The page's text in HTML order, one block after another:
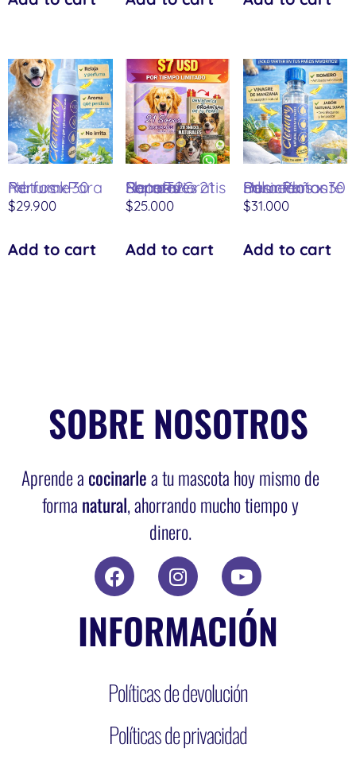
Perfume Natural Para Perros x 30 ml.
$29.900
Add to cart
Recetario 21 Sopas Naturales Para Tu Perro+2 Ebooks Gratis
$25.000
Add to cart
Solución Desinfectante Para Paños Humedos x 30 ml.
$31.000
Add to cart
SOBRE NOSOTROS
Aprende a cocinarlea tu mascota hoy mismo de
forma natural, ahorrando mucho tiempo y
dinero.
INFORMACIÓN
Políticas de devolución
Políticas de privacidad